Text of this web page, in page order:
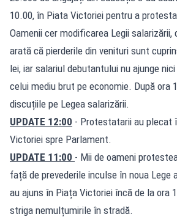
10.00, în Piata Victoriei pentru a
Oamenii cer modificarea Legii salarizării,
arată că pierderile din venituri sunt
lei, iar salariul debutantului nu ajunge
celui mediu brut pe economie. După ora
discuțiile pe Legea salarizării.
UPDATE 12:00 - Protestatarii au plecat
Victoriei spre Parlament.
UPDATE 11:00 - Mii de oameni
față de prevederile inculse în noua Lege
au ajuns în Piața Victoriei încă de la ora
striga nemulțumirile în stradă.